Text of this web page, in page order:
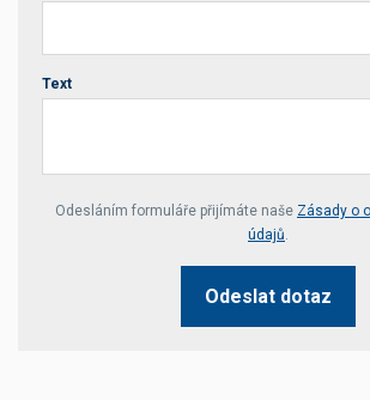
Text
Your website *
Odesláním formuláře přijímáte naše Zásady o
údajů.
Odeslat dotaz